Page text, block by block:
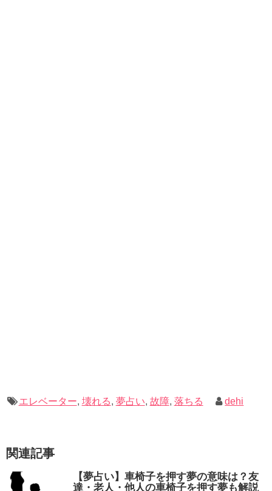
チーンという音とともに最上階のドアが開き、外へ倒れこ
むように脱出したところで目が覚めました。
エレベーター, 壊れる, 夢占い, 故障, 落ちる dehi
関連記事
【夢占い】車椅子を押す夢の意味は？友
達・老人・他人の車椅子を押す夢も解説